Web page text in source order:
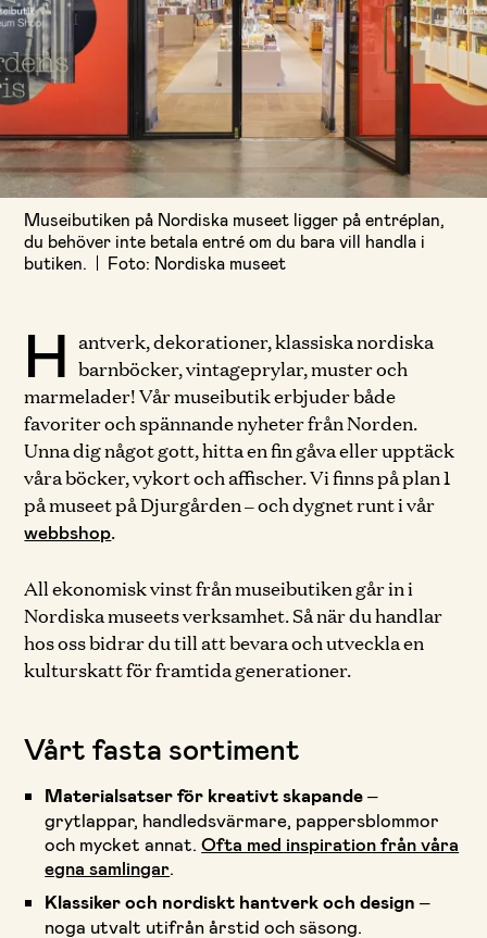
Museibutiken på Nordiska museet ligger på entréplan,
du behöver inte betala entré om du bara vill handla i
butiken.
Foto: Nordiska museet
H antverk, dekorationer, klassiska nordiska
barnböcker, vintageprylar, muster och
marmelader! Vår museibutik erbjuder både
favoriter och spännande nyheter från Norden.
Unna dig något gott, hitta en fin gåva eller upptäck
våra böcker, vykort och affischer. Vi finns på plan 1
på museet på Djurgården – och dygnet runt i vår
webbshop.
All ekonomisk vinst från museibutiken går in i
Nordiska museets verksamhet. Så när du handlar
hos oss bidrar du till att bevara och utveckla en
kulturskatt för framtida generationer.
Vårt fasta sortiment
Materialsatser för kreativt skapande –
grytlappar, handledsvärmare, pappersblommor
och mycket annat.Ofta med inspiration från våra
egna samlingar.
Klassiker och nordiskt hantverk och design –
noga utvalt utifrån årstid och säsong.